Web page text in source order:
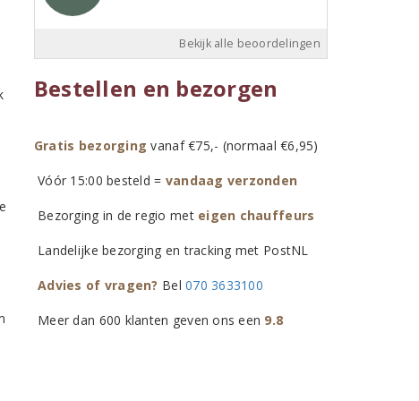
Bekijk alle beoordelingen
Bestellen en bezorgen
Gratis bezorging vanaf €75,- (normaal €6,95)
Vóór 15:00 besteld = vandaag verzonden
Bezorging in de regio met eigen chauffeurs
Landelijke bezorging en tracking met PostNL
Advies of vragen? Bel070 3633100
Meer dan 600 klanten geven ons een 9.8